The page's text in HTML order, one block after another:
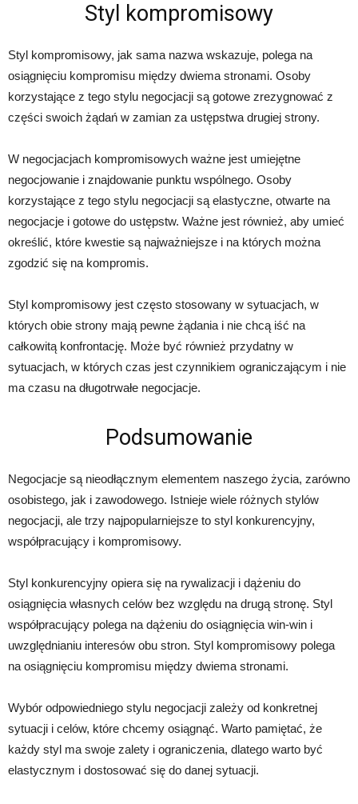
Styl kompromisowy
Styl kompromisowy, jak sama nazwa wskazuje, polega na
osiągnięciu kompromisu między dwiema stronami. Osoby
korzystające z tego stylu negocjacji są gotowe zrezygnować z
części swoich żądań w zamian za ustępstwa drugiej strony.
W negocjacjach kompromisowych ważne jest umiejętne
negocjowanie i znajdowanie punktu wspólnego. Osoby
korzystające z tego stylu negocjacji są elastyczne, otwarte na
negocjacje i gotowe do ustępstw. Ważne jest również, aby umieć
określić, które kwestie są najważniejsze i na których można
zgodzić się na kompromis.
Styl kompromisowy jest często stosowany w sytuacjach, w
których obie strony mają pewne żądania i nie chcą iść na
całkowitą konfrontację. Może być również przydatny w
sytuacjach, w których czas jest czynnikiem ograniczającym i nie
ma czasu na długotrwałe negocjacje.
Podsumowanie
Negocjacje są nieodłącznym elementem naszego życia, zarówno
osobistego, jak i zawodowego. Istnieje wiele różnych stylów
negocjacji, ale trzy najpopularniejsze to styl konkurencyjny,
współpracujący i kompromisowy.
Styl konkurencyjny opiera się na rywalizacji i dążeniu do
osiągnięcia własnych celów bez względu na drugą stronę. Styl
współpracujący polega na dążeniu do osiągnięcia win-win i
uwzględnianiu interesów obu stron. Styl kompromisowy polega
na osiągnięciu kompromisu między dwiema stronami.
Wybór odpowiedniego stylu negocjacji zależy od konkretnej
sytuacji i celów, które chcemy osiągnąć. Warto pamiętać, że
każdy styl ma swoje zalety i ograniczenia, dlatego warto być
elastycznym i dostosować się do danej sytuacji.